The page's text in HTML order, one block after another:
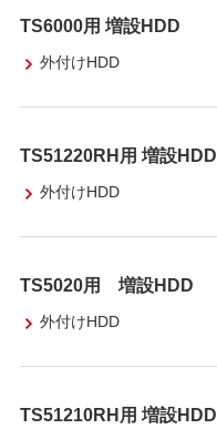
TS6000用 増設HDD
外付けHDD
TS51220RH用 増設HDD
外付けHDD
TS5020用 増設HDD
外付けHDD
TS51210RH用 増設HDD